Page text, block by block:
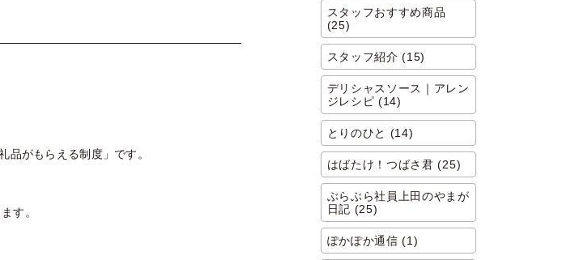
品がもらえる制度」です。
す。
スタッフおすすめ商品
(25)
スタッフ紹介 (15)
デリシャスソース｜アレン
ジレシピ (14)
とりのひと (14)
はばたけ！つばさ君 (25)
ぶらぶら社員上田のやまが
日記 (25)
ぽかぽか通信 (1)